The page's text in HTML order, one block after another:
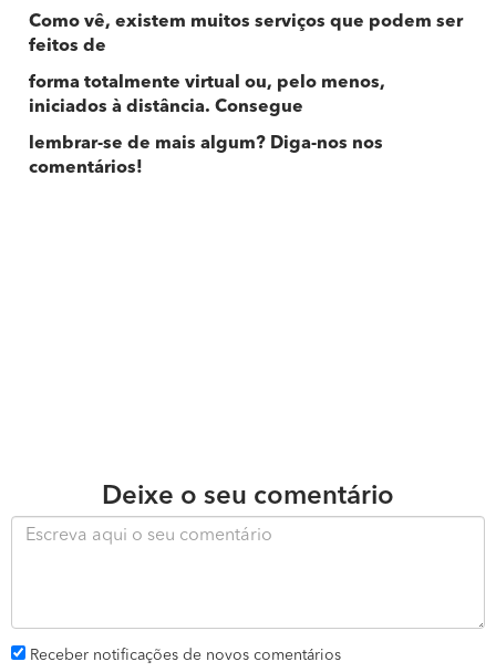
Como vê, existem muitos serviços que podem ser
feitos de
forma totalmente virtual ou, pelo menos,
iniciados à distância. Consegue
lembrar-se de mais algum? Diga-nos nos
comentários!
Deixe o seu comentário
Receber notificações de novos comentários